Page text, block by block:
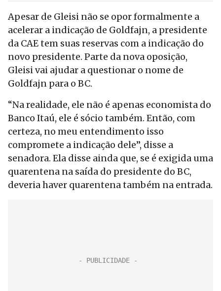
Apesar de Gleisi não se opor formalmente a
acelerar a indicação de Goldfajn, a presidente
da CAE tem suas reservas com a indicação do
novo presidente. Parte da nova oposição,
Gleisi vai ajudar a questionar o nome de
Goldfajn para o BC.
“Na realidade, ele não é apenas economista do
Banco Itaú, ele é sócio também. Então, com
certeza, no meu entendimento isso
compromete a indicação dele”, disse a
senadora. Ela disse ainda que, se é exigida uma
quarentena na saída do presidente do BC,
deveria haver quarentena também na entrada.